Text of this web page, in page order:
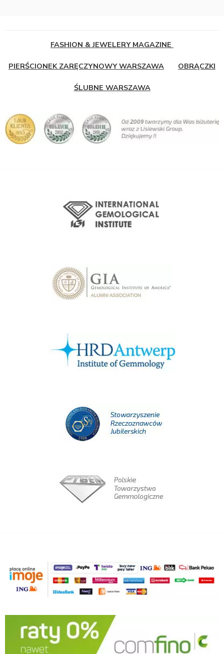
FASHION & JEWELERY MAGAZINE
PIERŚCIONEK ZARĘCZYNOWY WARSZAWA OBRĄCZKI
ŚLUBNE WARSZAWA